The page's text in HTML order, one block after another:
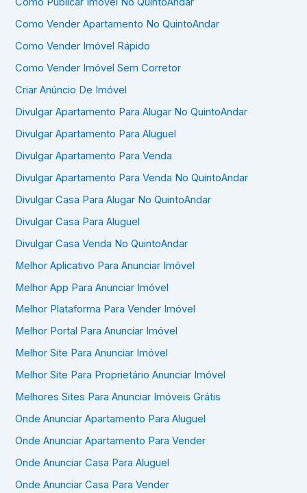
Como Vender Apartamento No QuintoAndar
Como Vender Imóvel Rápido
Como Vender Imóvel Sem Corretor
Criar Anúncio De Imóvel
Divulgar Apartamento Para Alugar No QuintoAndar
Divulgar Apartamento Para Aluguel
Divulgar Apartamento Para Venda
Divulgar Apartamento Para Venda No QuintoAndar
Divulgar Casa Para Alugar No QuintoAndar
Divulgar Casa Para Aluguel
Divulgar Casa Venda No QuintoAndar
Melhor Aplicativo Para Anunciar Imóvel
Melhor App Para Anunciar Imóvel
Melhor Plataforma Para Vender Imóvel
Melhor Portal Para Anunciar Imóvel
Melhor Site Para Anunciar Imóvel
Melhor Site Para Proprietário Anunciar Imóvel
Melhores Sites Para Anunciar Imóveis Grátis
Onde Anunciar Apartamento Para Aluguel
Onde Anunciar Apartamento Para Vender
Onde Anunciar Casa Para Aluguel
Onde Anunciar Casa Para Vender